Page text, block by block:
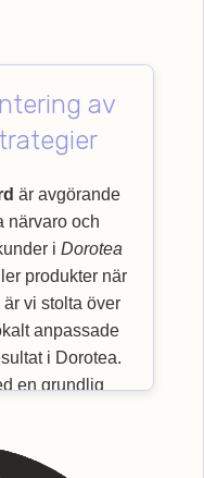
av
är avgörande
närvaro och
i Dorotea
produkter när
vi stolta över
anpassade
i Dorotea.
en grundlig
av